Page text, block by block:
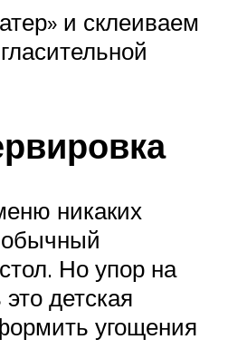
и склеиваем
никаких
Но упор на
детская
угощения